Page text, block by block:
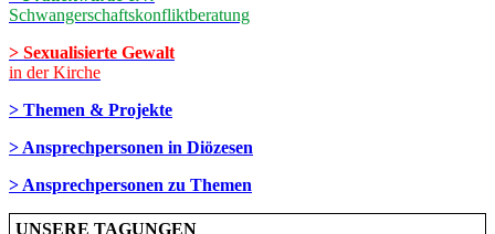
Schwangerschaftskonfliktberatung
> Sexualisierte Gewalt
in der Kirche
> Themen & Projekte
> Ansprechpersonen in Diözesen
> Ansprechpersonen zu Themen
UNSERE TAGUNGEN